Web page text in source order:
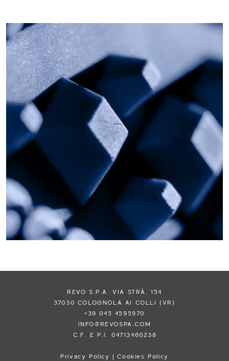
REVO S.P.A. VIA STRÀ, 154
37030 COLOGNOLA AI COLLI (VR)
+39 045 4595970
INFO@REVOSPA.COM
C.F. E P.I. 04713460238
Privacy Policy |Cookies Policy